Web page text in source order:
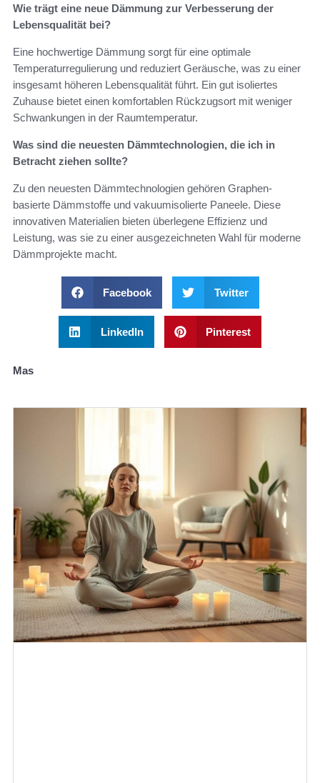
Wie trägt eine neue Dämmung zur Verbesserung der
Lebensqualität bei?
Eine hochwertige Dämmung sorgt für eine optimale
Temperaturregulierung und reduziert Geräusche, was zu einer
insgesamt höheren Lebensqualität führt. Ein gut isoliertes
Zuhause bietet einen komfortablen Rückzugsort mit weniger
Schwankungen in der Raumtemperatur.
Was sind die neuesten Dämmtechnologien, die ich in
Betracht ziehen sollte?
Zu den neuesten Dämmtechnologien gehören Graphen-
basierte Dämmstoffe und vakuumisolierte Paneele. Diese
innovativen Materialien bieten überlegene Effizienz und
Leistung, was sie zu einer ausgezeichneten Wahl für moderne
Dämmprojekte macht.
Facebook Twitter
LinkedIn Pinterest
Mas